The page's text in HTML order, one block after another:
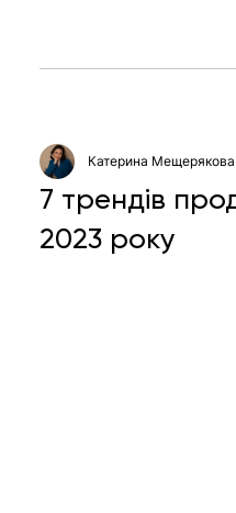
7 трендів
2023 року
Катерина Мещерякова